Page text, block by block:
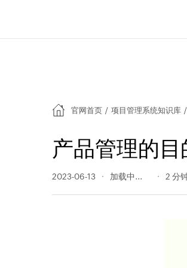
官网首页 / 项目管理系统知识库 /
产品管理的目
2023-06-13 533 阅读量 2 分